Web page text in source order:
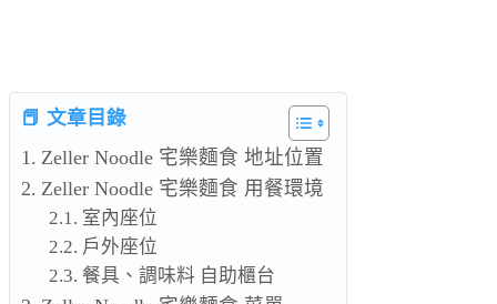
📕 文章目錄
Zeller Noodle 宅樂麵食 地址位置
Zeller Noodle 宅樂麵食 用餐環境
室內座位
戶外座位
餐具、調味料 自助櫃台